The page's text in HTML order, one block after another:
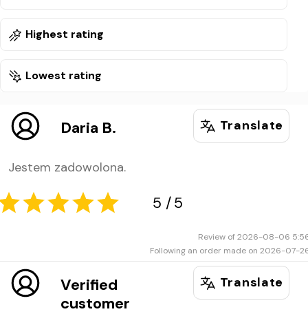
Highest rating
Lowest rating
Daria B. Translate
Jestem zadowolona.
Review of 2026-08-06
Following an order made on 2026-07-
Verified
customer
Translate